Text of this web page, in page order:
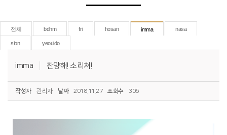
전체 bdhm fri hosan imma nasa
sion yeouido
imma 찬양해! 소리쳐!
작성자 관리자 날짜 2018.11.27 조회수 306